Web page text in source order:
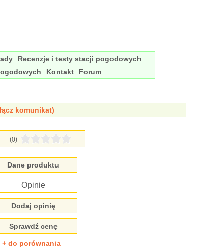
Recenzje i testy stacji pogodowych
Kontakt Forum
komunikat)
(0)
Dane produktu
Opinie
Dodaj opinię
Sprawdź cenę
+ do porównania